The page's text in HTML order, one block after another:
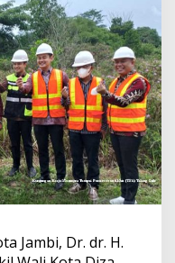
Jambi, Dr. dr. H.